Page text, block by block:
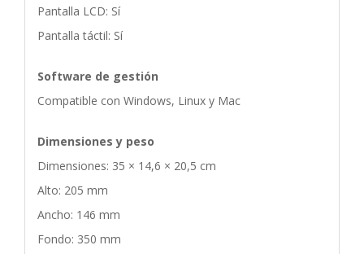
Pantalla LCD: Sí
Pantalla táctil: Sí
Software de gestión
Compatible con Windows, Linux y Mac
Dimensiones y peso
Dimensiones: 35 × 14,6 × 20,5 cm
Alto: 205 mm
Ancho: 146 mm
Fondo: 350 mm